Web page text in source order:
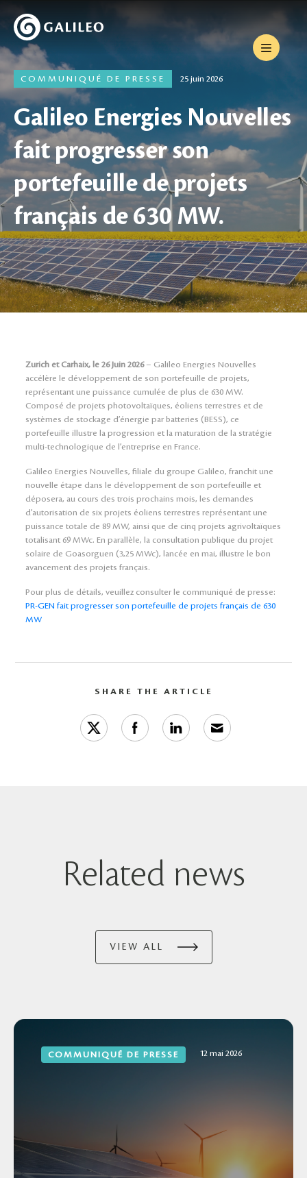
COMMUNIQUÉ DE PRESSE 25 juin 2026
Galileo Energies Nouvelles
fait progresser son
portefeuille de projets
français de 630 MW.
Zurich et Carhaix, le 26 Juin 2026– Galileo Energies Nouvelles
accélère le développement de son portefeuille de projets,
représentant une puissance cumulée de plus de 630 MW.
Composé de projets photovoltaïques, éoliens terrestres et de
systèmes de stockage d’énergie par batteries (BESS), ce
portefeuille illustre la progression et la maturation de la stratégie
multi-technologique de l’entreprise en France.
Galileo Energies Nouvelles, filiale du groupe Galileo, franchit une
nouvelle étape dans le développement de son portefeuille et
déposera, au cours des trois prochains mois, les demandes
d’autorisation de six projets éoliens terrestres représentant une
puissance totale de 89 MW, ainsi que de cinq projets agrivoltaïques
totalisant 69 MWc. En parallèle, la consultation publique du projet
solaire de Goasorguen (3,25 MWc), lancée en mai, illustre le bon
avancement des projets français.
Pour plus de détails, veuillez consulter le communiqué de presse:
PR-GEN fait progresser son portefeuille de projets français de 630
MW
SHARE THE ARTICLE
Related news
VIEW ALL
COMMUNIQUÉ DE PRESSE 12 mai 2026